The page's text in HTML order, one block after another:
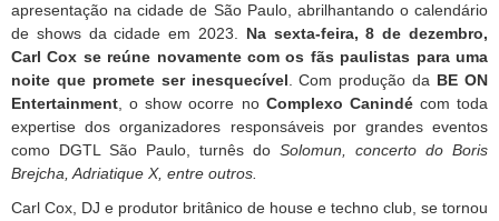
apresentação na cidade de São Paulo, abrilhantando o calendário
de shows da cidade em 2023. Na sexta-feira, 8 de dezembro,
Carl Cox se reúne novamente com os fãs paulistas para uma
noite que promete ser inesquecível . Com produção da BE ON
Entertainment , o show ocorre noComplexo Canindécom toda
expertise dos organizadores responsáveis por grandes eventos
como DGTL São Paulo, turnês do Solomun, concerto do Boris
Brejcha, Adriatique X, entre outros.
Carl Cox, DJ e produtor britânico de house e techno club, se tornou